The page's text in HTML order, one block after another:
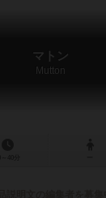
マトン
Mutton